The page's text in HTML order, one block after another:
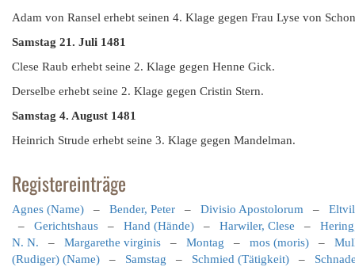
Adam von Ransel erhebt seinen 4. Klage gegen Frau Lyse von
Samstag 21. Juli 1481
Clese Raub erhebt seine 2. Klage gegen Henne Gick.
Derselbe erhebt seine 2. Klage gegen Cristin Stern.
Samstag 4. August 1481
Heinrich Strude erhebt seine 3. Klage gegen Mandelman.
Registereinträge
Agnes (Name) – Bender, Peter – Divisio Apostolorum –
– Gerichtshaus – Hand (Hände) – Harwiler, Clese –
N. N. – Margarethe virginis – Montag – mos (moris) –
(Rudiger) (Name) – Samstag – Schmied (Tätigkeit) –